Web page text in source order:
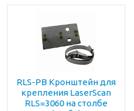
RLS-PB Кронштейн для
крепления LaserScan
RLS=3060 на столбе